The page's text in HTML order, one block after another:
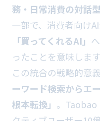
務・日常消費の対話型
一部で、消費者向け
「買ってくれるAI」
ったことを意味します
この統合の戦略的意
ーワード検索からエ
根本転換」 。Taobao